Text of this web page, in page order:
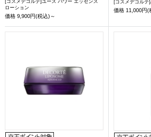
ローション
価格 9,900円(税込)～
[コスメデコルテ
価格 11,000円(